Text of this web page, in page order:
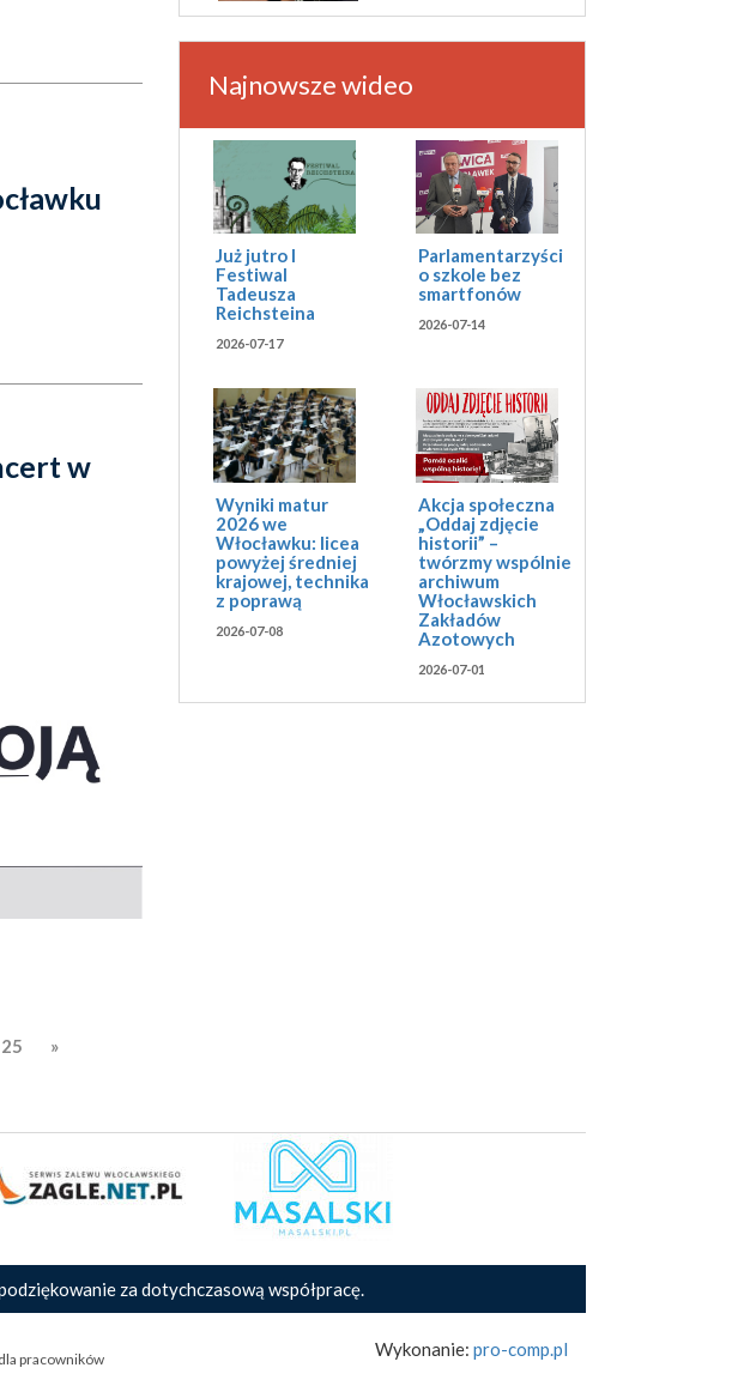
w
25 »
Najnowsze wideo
Już jutro I
Festiwal
Tadeusza
Reichsteina
2026-07-17
Parlamentarzyści
o szkole bez
smartfonów
2026-07-14
Wyniki matur
2026 we
Włocławku: licea
powyżej średniej
krajowej, technika
z poprawą
2026-07-08
Akcja społeczna
„Oddaj zdjęcie
historii” –
twórzmy wspólnie
archiwum
Włocławskich
Zakładów
Azotowych
2026-07-01
za dotychczasową współpracę.
Wykonanie: pro-comp.pl
pracowników